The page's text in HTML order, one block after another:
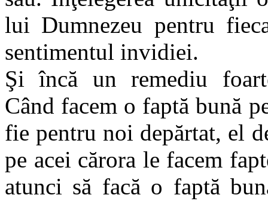
lui Dumnezeu pentru
sentimentul invidiei.
Şi încă un remediu
Când facem o faptă bună
fie pentru noi depărtat, el
pe acei cărora le facem
atunci să facă o faptă